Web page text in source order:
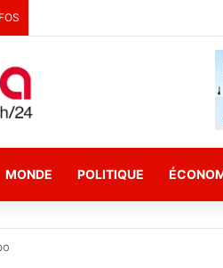
MONDE POLITIQUE